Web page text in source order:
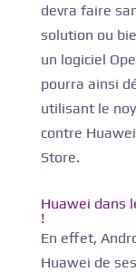
devra faire
solution ou
un logiciel
pourra ainsi
utilisant le
contre
Store.
Huawei dans
!
En effet,
Huawei de